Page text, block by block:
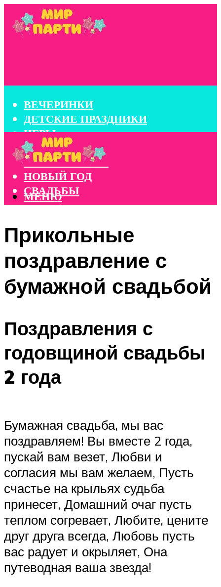
ВЕЧЕРИНКИ
ДЕТСКИЕ ПРАЗДНИКИ
ИГРЫ
КОНКУРСЫ
КОРПОРАТИВЫ
НОВЫЙ ГОД
СВАДЬБЫ
МЕНЮ
Прикольные
поздравление с
бумажной свадьбой
Поздравления с
годовщиной свадьбы
2 года
Бумажная свадьба, мы вас
поздравляем! Вы вместе 2 года,
пускай вам везет, Любви и
согласия мы вам желаем, Пусть
счастье на крыльях судьба
принесет, Домашний очаг пусть
теплом согревает, Любите, цените
друг друга всегда, Любовь пусть
вас радует и окрыляет, Она
путеводная ваша звезда!